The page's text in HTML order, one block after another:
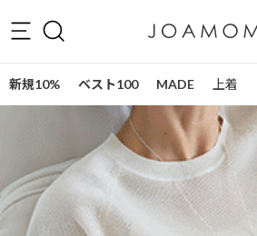
新規10% ベスト100 MADE 上着